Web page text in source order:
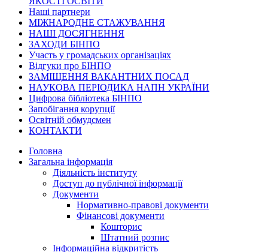
Наші партнери
МІЖНАРОДНЕ СТАЖУВАННЯ
НАШІ ДОСЯГНЕННЯ
ЗАХОДИ БІНПО
Участь у громадських організаціях
Відгуки про БІНПО
ЗАМІЩЕННЯ ВАКАНТНИХ ПОСАД
НАУКОВА ПЕРІОДИКА НАПН УКРАЇНИ
Цифрова бібліотека БІНПО
Запобігання корупції
Освітній обмудсмен
КОНТАКТИ
Головна
Загальна інформація
Діяльність інституту
Доступ до публічної інформації
Документи
Нормативно-правові документи
Фінансові документи
Кошторис
Штатний розпис
Інформаційна відкритість